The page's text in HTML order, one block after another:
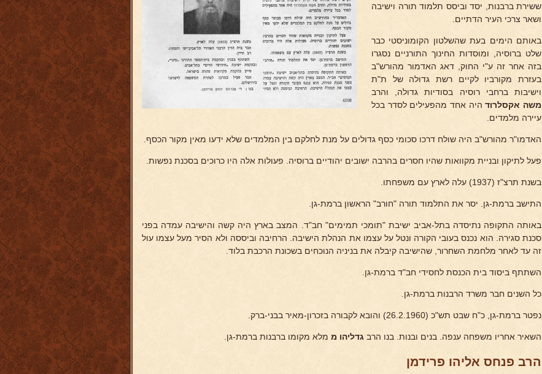
ששירת ברבנות, יסד וביסס תלמוד תורה וישיבה
ושאר צרכי העיר הדתיים.
באותם הימים בעת שהשלטון הקומוניסטי כבר
שלט ברוסיה, ומוסדות החינוך התורניים נסגרו
בזה אחר זה ע"י החוק, דאג האדמור מהורש"ב
בעזרת מקורביו לקיים רשת גדולה של ת"ת
וישיבות ברחבי רוסיה בסודיות גדולה, והרב
משה אקסלרודהיה אחד מהפעילים לסדר בכל
עיירה מלמדים.
האדמו"ר מהורש"ב היה שולח דרכו סכומי כסף גדולים על מנת לחלקם בין המלמדים שלא ידעו מאין מקור הכסף.
פעל לתיקון ובניית מקוואות שהיו חסרים בהרבה ישובים יהודיים ברוסיה. פעולות אלה היו כרוכים בסכנת נפשות.
בשנת תרצ"ז (1937) עלה לארץ עם משפחתו.
התישב ברמת-גן. יסר את התלמוד תורה "חורב" הראשון ברמת-גן.
באותה התקופה נתיסדה בתל-אביב ישיבת "תומכי תמימים" חב"ד. המצב בארץ היה קשה והישיבה עמדה בפני
סכנת סגירה. הוא נכנס בעובי הקורה ונטל על עצמו את הנהלת הישיבה. הרחיבה וביססה ולא הסיר מעל עצמו עול
זה עד לאחר מלחמת השחרור, שהישיבה קיבלה את בניניה הנוכחים בשכונת הרכבת בלוד.
השתתף ביסוד בית הכנסת לחסידי חב"ד ברמת-גן.
כל השנים חבר משרד הרבנות ברמת-גן.
נפטר ברמת-גן, כ"ח שבט תש"כ (26.2.1960) והובא לקבורה בזכרון-מאיר בבני-ברק.
השאיר אחריו משפחה ענפה. בנים ובנות. בנו הרב גדליהו מ מלא מקומו ברבנות ברמת-גן.
הרב פנחס אליהו פרידמן